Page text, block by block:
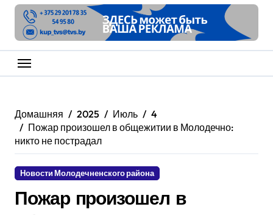
Домашняя 2025 Июль
4
Пожар произошел в общежитии в Молодечно:
никто не пострадал
Новости Молодечненского района
Пожар произошел в